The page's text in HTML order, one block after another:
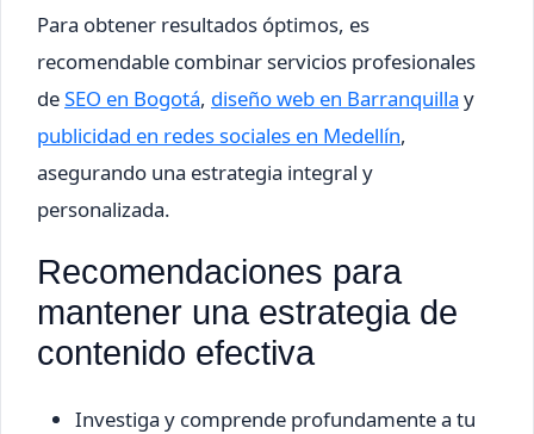
Para obtener resultados óptimos, es
recomendable combinar servicios profesionales
deSEO en Bogotá, diseño web en Barranquilla y
publicidad en redes sociales en Medellín,
asegurando una estrategia integral y
personalizada.
Recomendaciones para
mantener una estrategia de
contenido efectiva
Investiga y comprende profundamente a tu